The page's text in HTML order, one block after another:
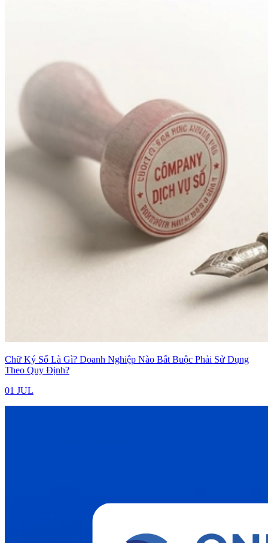
Chữ Ký Số Là Gì? Doanh Nghiệp Nào Bắt Buộc Phải Sử Dụng
Theo Quy Định?
01 JUL